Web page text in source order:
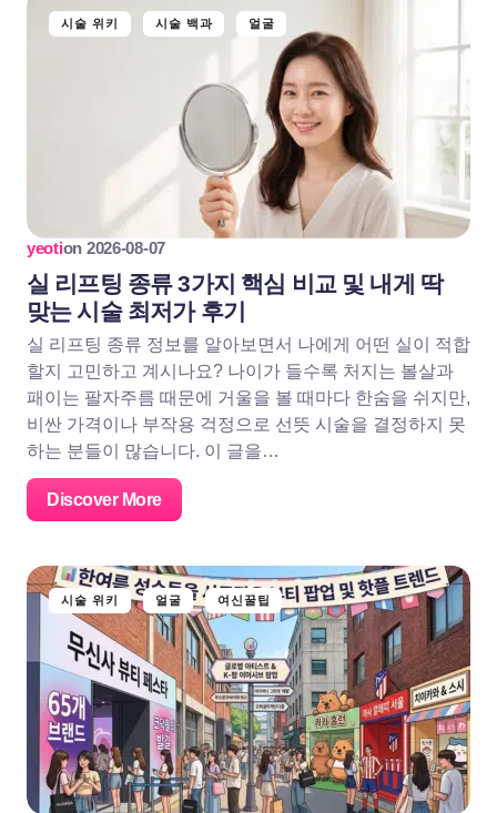
시술 위키 시술 백과 얼굴
yeotion 2026-08-07
실 리프팅 종류 3가지 핵심 비교 및 내게 딱
맞는 시술 최저가 후기
실 리프팅 종류 정보를 알아보면서 나에게 어떤 실이 적합
할지 고민하고 계시나요? 나이가 들수록 처지는 볼살과
패이는 팔자주름 때문에 거울을 볼 때마다 한숨을 쉬지만,
비싼 가격이나 부작용 걱정으로 선뜻 시술을 결정하지 못
하는 분들이 많습니다. 이 글을…
Discover More
시술 위키 얼굴 여신꿀팁